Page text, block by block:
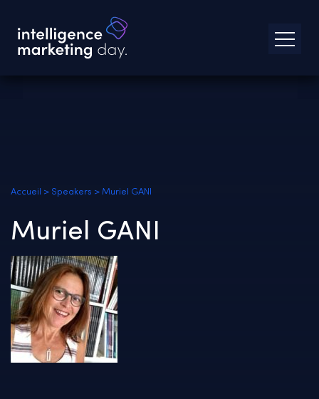
Accueil > Speakers > Muriel GANI
Muriel GANI